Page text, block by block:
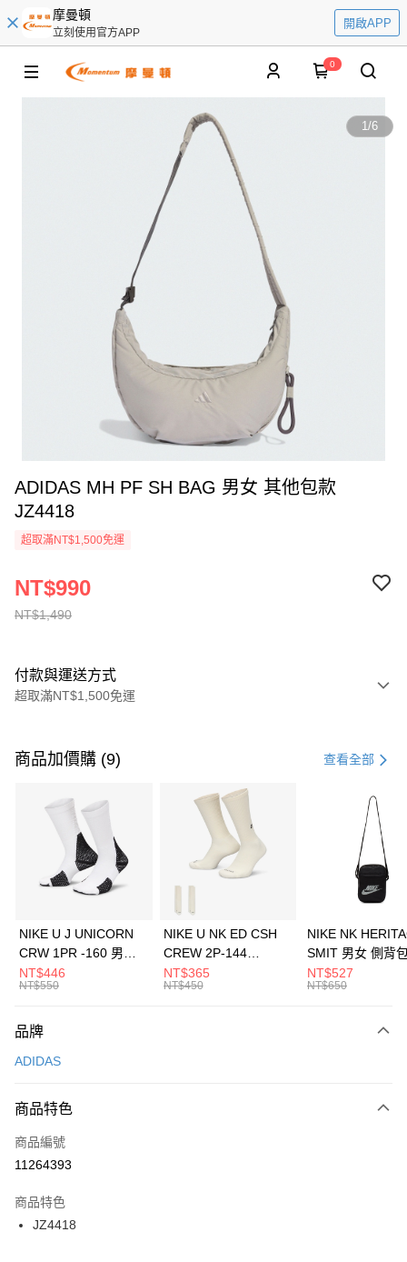
摩曼頓
立刻使用官方APP
開啟APP
0
1/6
ADIDAS MH PF SH BAG 男女 其他包款
JZ4418
超取滿NT$1,500免運
NT$1,490
NT$990
付款與運送方式
超取滿NT$1,500免運
信用卡一次付款
3 期 0 利率 每期 21家銀行
合作金庫商業銀行
第一商業銀行
華南商業銀行
彰化商業銀行
上海商業儲蓄銀行
元大商業銀行
台灣樂天信用卡公司
Apple Pay
全盈+PAY
AFTEE先享後付
【關於「AFTEE先享後付」】
便利好安心！
３．安心：先確認商品／服務後，再付款。
【「AFTEE先享後付」結帳流程】
１．於結帳方式選擇「AFTEE先享後付」後，將跳轉至「AFTEE先享後付」
２．訂單成立數日內，您將收到繳費通知簡訊。
３．收到繳費通知簡訊後14天內，點擊此簡訊中的連結，可透過四大超商／
ATM／網路銀行／等多元方式進行付款，方視為交易完成。
運送方式
每筆NT$100，滿NT$1,500(含以上)免運費
宅配
每筆NT$100，滿NT$1,500(含以上)免運費
付款後門市自取
每筆NT$100，滿NT$1,500(含以上)免運費
商品加價購 (9) 查看全部
NIKE U J UNICORN
CRW 1PR -160 男女
中統襪 FZ3393100
NT$446
NT$550
NIKE U NK ED CSH
CREW 2P-144
EMBRDY 男女 短統襪
FZ3073133
NT$365
NT$450
NIKE NK
SMIT 男女 側背
BA5871010
NT$527
NT$650
品牌
ADIDAS
商品特色
商品編號
11264393
商品特色
JZ4418